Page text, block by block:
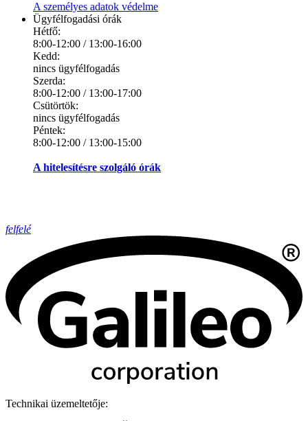
A személyes adatok védelme
Ügyfélfogadási órák
Hétfő:
8:00-12:00 / 13:00-16:00
Kedd:
nincs ügyfélfogadás
Szerda:
8:00-12:00 / 13:00-17:00
Csütörtök:
nincs ügyfélfogadás
Péntek:
8:00-12:00 / 13:00-15:00
A hitelesítésre szolgáló órák
felfelé
Technikai üzemeltetője: